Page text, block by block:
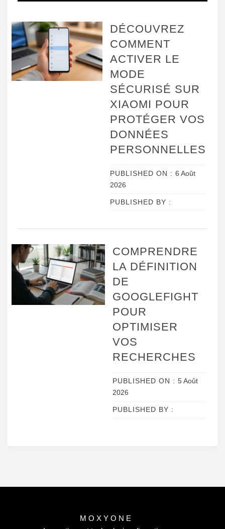
DÉCOUVREZ
COMMENT
ACTIVER LE
MODE
SÉCURISÉ SUR
XIAOMI POUR
PROTÉGER VOS
DONNÉES
PERSONNELLES
PUBLISHED ON : 6 Août
2026
PUBLISHED BY :
COMPRENDRE
LA DÉFINITION
DE
GOOGLEFIGHT
POUR
OPTIMISER
VOS
RECHERCHES
PUBLISHED ON : 5 Août
2026
PUBLISHED BY :
MOXYONE